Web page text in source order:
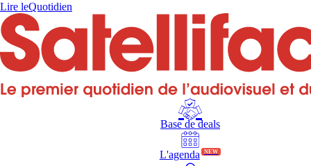
Lire leQuotidien
Base de deals
L'agenda NEW